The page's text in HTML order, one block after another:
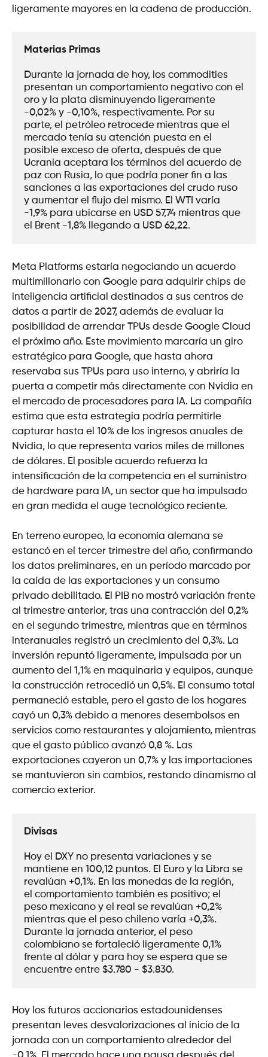
ligeramente mayores en la cadena de producción.
Materias Primas
Durante la jornada de hoy, los commodities
presentan un comportamiento negativo con el
oro y la plata disminuyendo ligeramente
-0,02% y -0,10%, respectivamente. Por su
parte, el petróleo retrocede mientras que el
mercado tenía su atención puesta en el
posible exceso de oferta, después de que
Ucrania aceptara los términos del acuerdo de
paz con Rusia, lo que podría poner fin a las
sanciones a las exportaciones del crudo ruso
y aumentar el flujo del mismo. El WTI varía
-1,9% para ubicarse en USD 57,74 mientras que
el Brent -1,8% llegando a USD 62,22.
Meta Platforms estaría negociando un acuerdo
multimillonario con Google para adquirir chips de
inteligencia artificial destinados a sus centros de
datos a partir de 2027, además de evaluar la
posibilidad de arrendar TPUs desde Google Cloud
el próximo año. Este movimiento marcaría un giro
estratégico para Google, que hasta ahora
reservaba sus TPUs para uso interno, y abriría la
puerta a competir más directamente con Nvidia en
el mercado de procesadores para IA. La compañía
estima que esta estrategia podría permitirle
capturar hasta el 10% de los ingresos anuales de
Nvidia, lo que representa varios miles de millones
de dólares. El posible acuerdo refuerza la
intensificación de la competencia en el suministro
de hardware para IA, un sector que ha impulsado
en gran medida el auge tecnológico reciente.
En terreno europeo, la economía alemana se
estancó en el tercer trimestre del año, confirmando
los datos preliminares, en un período marcado por
la caída de las exportaciones y un consumo
privado debilitado. El PIB no mostró variación frente
al trimestre anterior, tras una contracción del 0,2%
en el segundo trimestre, mientras que en términos
interanuales registró un crecimiento del 0,3%. La
inversión repuntó ligeramente, impulsada por un
aumento del 1,1% en maquinaria y equipos, aunque
la construcción retrocedió un 0,5%. El consumo total
permaneció estable, pero el gasto de los hogares
cayó un 0,3% debido a menores desembolsos en
servicios como restaurantes y alojamiento, mientras
que el gasto público avanzó 0,8 %. Las
exportaciones cayeron un 0,7% y las importaciones
se mantuvieron sin cambios, restando dinamismo al
comercio exterior.
Divisas
Hoy el DXY no presenta variaciones y se
mantiene en 100,12 puntos. El Euro y la Libra se
revalúan +0,1%. En las monedas de la región,
el comportamiento también es positivo; el
peso mexicano y el real se revalúan +0,2%
mientras que el peso chileno varía +0,3%.
Durante la jornada anterior, el peso
colombiano se fortaleció ligeramente 0,1%
frente al dólar y para hoy se espera que se
encuentre entre $3.780 - $3.830.
Hoy los futuros accionarios estadounidenses
presentan leves desvalorizaciones al inicio de la
jornada con un comportamiento alrededor del